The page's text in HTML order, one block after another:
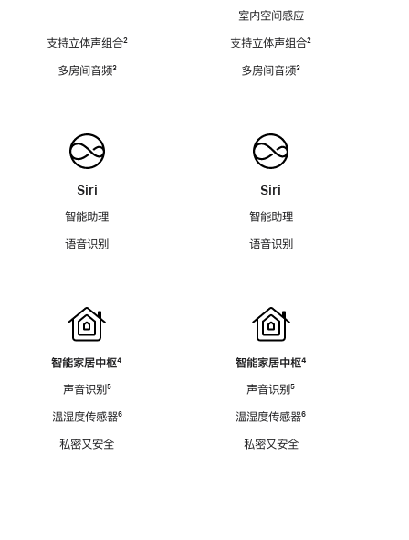
—
支持立体声组合脚
²
多房间音频脚
³
Siri
智能助理
语音识别
智能家居中枢脚
⁴
声音识别脚
⁵
温湿度传感器脚
⁶
私密又安全
室内空间感应
支持立体声组合脚
²
多房间音频脚
³
Siri
智能助理
语音识别
智能家居中枢脚
⁴
声音识别脚
⁵
温湿度传感器脚
⁶
私密又安全